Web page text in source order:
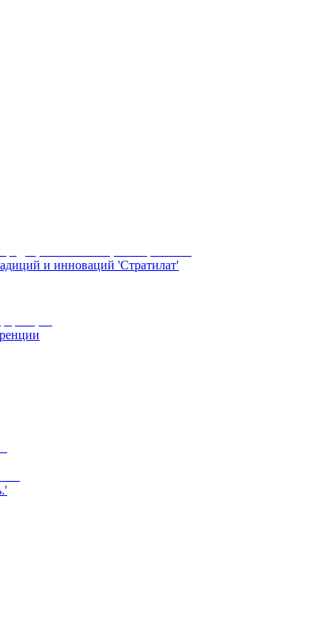
и инноваций 'Стратилат'